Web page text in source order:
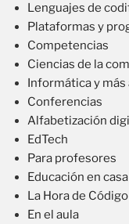
Lenguajes de
Plataformas y
Competencias
Ciencias de la
Informática y más
Conferencias
Alfabetización
EdTech
Para profesores
Educación en casa
La Hora de Código
En el aula